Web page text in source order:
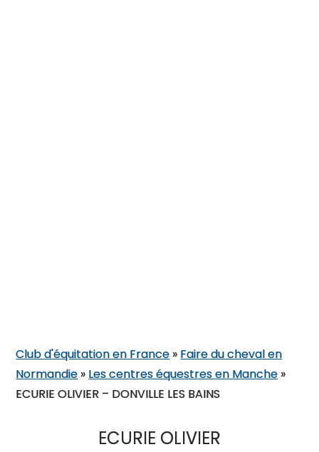
Club d'équitation en France » Faire du cheval en
Normandie » Les centres équestres en Manche »
ECURIE OLIVIER – DONVILLE LES BAINS
ECURIE OLIVIER